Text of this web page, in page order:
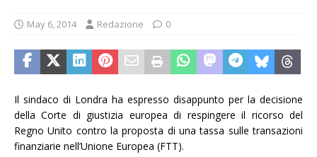
May 6, 2014 Redazione 0
Il sindaco di Londra ha espresso disappunto per la decisione
della Corte di giustizia europea di respingere il ricorso del
Regno Unito contro la proposta di una tassa sulle transazioni
finanziarie nell’Unione Europea (FTT).